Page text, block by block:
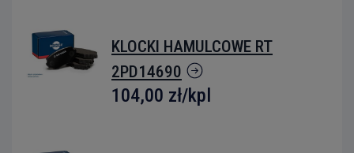
KLOCKI HAMULCOWE RT
2PD14690
104,00 zł/kpl